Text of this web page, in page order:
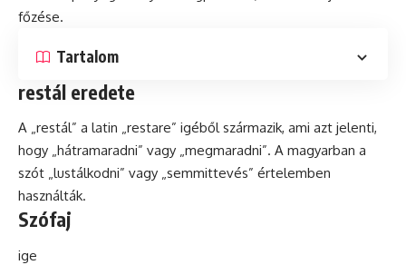
főzése.
Tartalom
restál eredete
A „restál” a latin „restare” igéből származik, ami azt jelenti,
hogy „hátramaradni” vagy „megmaradni”. A magyarban a
szót „lustálkodni” vagy „semmittevés” értelemben
használták.
Szófaj
ige